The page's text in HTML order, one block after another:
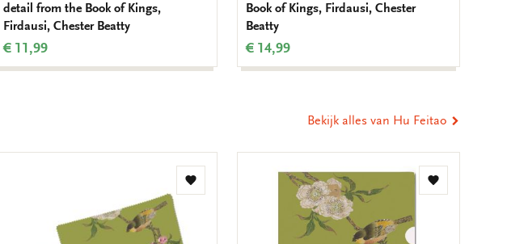
detail from the Book of Kings,
Firdausi, Chester Beatty
€ 11,99
Book of Kings, Firdausi, Chester
Beatty
€ 14,99
Bekijk alles van Hu Feitao
Toevoegen
Toevoegen